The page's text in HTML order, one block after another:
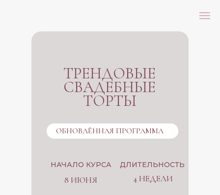
ОБНОВЛЁННАЯ ПРОГРАММА
ТРЕНДОВЫЕ
СВАДЕБНЫЕ
ТОРТЫ
НАЧАЛО КУРСА ДЛИТЕЛЬНОСТЬ
8 ИЮНЯ 4 НЕДЕЛИ